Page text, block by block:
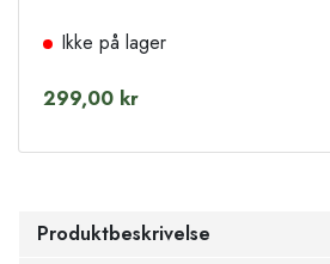
Ikke på lager
299,00 kr
Produktbeskrivelse